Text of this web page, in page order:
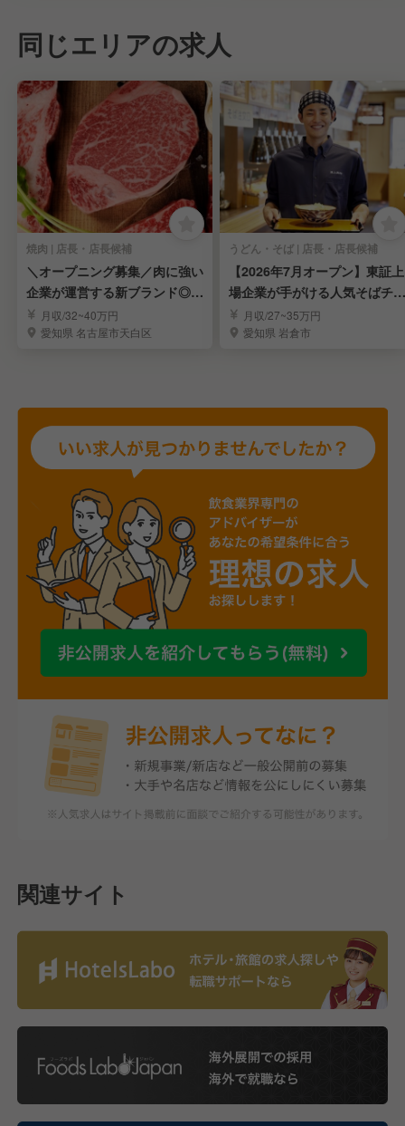
同じエリアの求人
焼肉 | 店長・店長候補
＼オープニング募集／肉に強い
企業が運営する新ブランド◎頑
張りが収入に直結！
月収/32~40万円
愛知県 名古屋市天白区
うどん・そば | 店長・店長候補
【2026年7月オープン】東証上
場企業が手がける人気そばチェ
ーン月収/27~35万円
愛知県 岩倉市
関連サイト